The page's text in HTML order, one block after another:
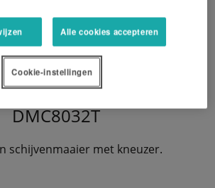
DMC8032T
schijvenmaaier met kneuzer.
Alle cookies accepteren
Cookie-instellingen